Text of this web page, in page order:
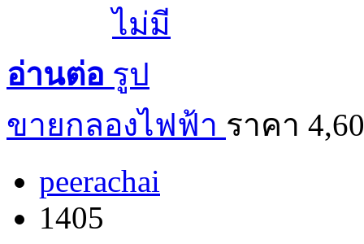
อ่านต่อ
ขายกลองไฟฟ้า ราคา
peerachai
1405